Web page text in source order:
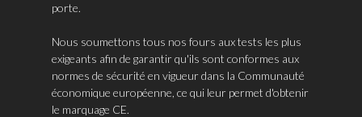
porte.
Nous soumettons tous nos fours aux tests les plus
exigeants afin de garantir qu'ils sont conformes aux
normes de sécurité en vigueur dans la Communauté
économique européenne, ce qui leur permet d'obtenir
le marquage CE.